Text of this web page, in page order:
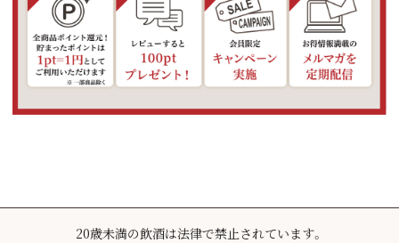
20歳未満の飲酒は法律で禁止されています。